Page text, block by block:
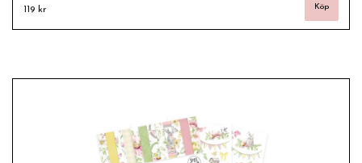
119 kr